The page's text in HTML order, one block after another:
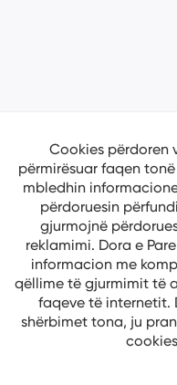
Cookies përdoren
përmirësuar faqen
mbledhin
përdoruesin
gjurmojnë
reklamimi. Dora e
informacion me
qëllime të gjurmimit të
faqeve të internetit.
shërbimet tona, ju